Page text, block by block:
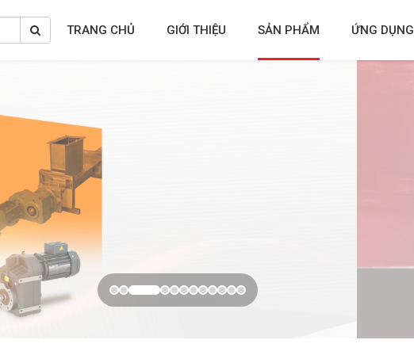
TRANG CHỦ GIỚI THIỆU SẢN PHẨM ỨNG DỤNG